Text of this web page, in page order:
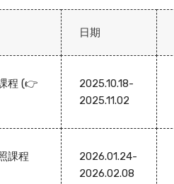
日期
程 (👉
2025.10.18-
2025.11.02
課程
2026.01.24-
2026.02.08